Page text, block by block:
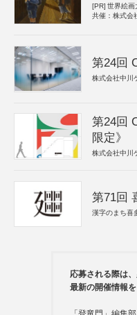
[PR] 世界絵画
共催：株式会
第24回
株式会社中川
第24回
限定》
株式会社中川
第71回
漢字のまち喜
応募される際は
最新の開催情報を
「登竜門」編集部